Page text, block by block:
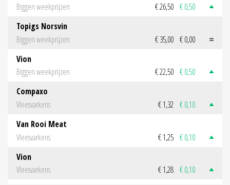
Biggen weekprijzen € 26,50 € 0,50
Topigs Norsvin
Biggen weekprijzen
€ 35,00 € 0,00
Vion
Biggen weekprijzen
€ 22,50 € 0,50
Compaxo
Vleesvarkens
€ 1,32 € 0,10
Van Rooi Meat
Vleesvarkens
€ 1,25 € 0,10
Vion
Vleesvarkens
€ 1,28 € 0,10